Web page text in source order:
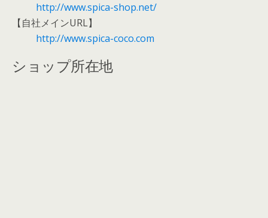
http://www.spica-shop.net/
【自社メインURL】
http://www.spica-coco.com
ショップ所在地